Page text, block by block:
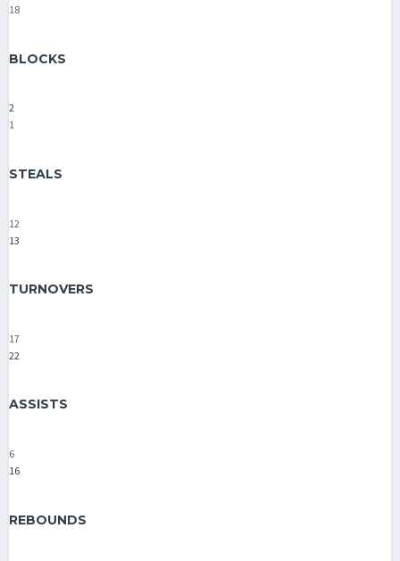
18
BLOCKS
2
1
STEALS
12
13
TURNOVERS
17
22
ASSISTS
6
16
REBOUNDS